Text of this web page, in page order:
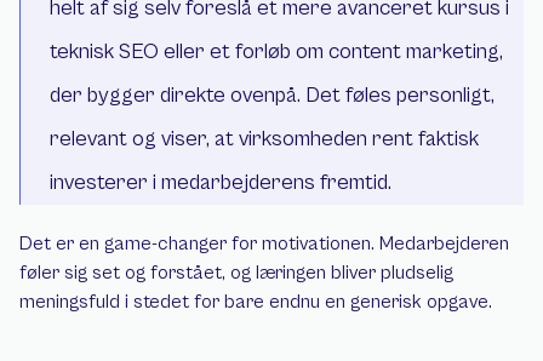
helt af sig selv foreslå et mere avanceret kursus i
teknisk SEO eller et forløb om content marketing,
der bygger direkte ovenpå. Det føles personligt,
relevant og viser, at virksomheden rent faktisk
investerer i medarbejderens fremtid.
Det er en game-changer for motivationen. Medarbejderen
føler sig set og forstået, og læringen bliver pludselig
meningsfuld i stedet for bare endnu en generisk opgave.